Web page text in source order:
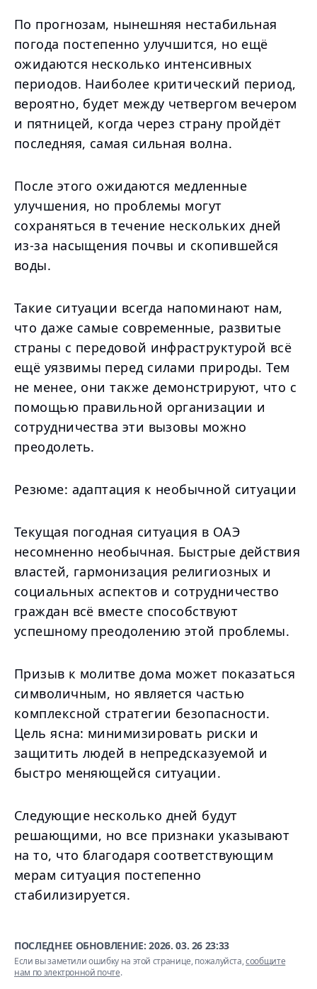
По прогнозам, нынешняя нестабильная
погода постепенно улучшится, но ещё
ожидаются несколько интенсивных
периодов. Наиболее критический период,
вероятно, будет между четвергом вечером
и пятницей, когда через страну пройдёт
последняя, самая сильная волна.
После этого ожидаются медленные
улучшения, но проблемы могут
сохраняться в течение нескольких дней
из-за насыщения почвы и скопившейся
воды.
Такие ситуации всегда напоминают нам,
что даже самые современные, развитые
страны с передовой инфраструктурой всё
ещё уязвимы перед силами природы. Тем
не менее, они также демонстрируют, что с
помощью правильной организации и
сотрудничества эти вызовы можно
преодолеть.
Резюме: адаптация к необычной ситуации
Текущая погодная ситуация в ОАЭ
несомненно необычная. Быстрые действия
властей, гармонизация религиозных и
социальных аспектов и сотрудничество
граждан всё вместе способствуют
успешному преодолению этой проблемы.
Призыв к молитве дома может показаться
символичным, но является частью
комплексной стратегии безопасности.
Цель ясна: минимизировать риски и
защитить людей в непредсказуемой и
быстро меняющейся ситуации.
Следующие несколько дней будут
решающими, но все признаки указывают
на то, что благодаря соответствующим
мерам ситуация постепенно
стабилизируется.
ПОСЛЕДНЕЕ ОБНОВЛЕНИЕ:2026. 03. 26 23:33
Если вы заметили ошибку на этой странице, пожалуйста,сообщите
нам по электронной почте.